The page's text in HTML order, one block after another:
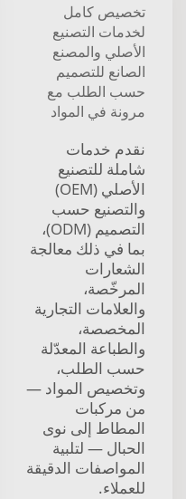
تخصيص كامل
لخدمات التصنيع
الأصلي والمصنع
الصانع للتصميم
حسب الطلب مع
مرونة في المواد
نقدم خدمات
شاملة للتصنيع
الأصلي (OEM)
والتصنيع حسب
التصميم (ODM)،
بما في ذلك معالجة
الشعارات
المرخّصة،
والعلامات التجارية
المخصصة،
والطباعة المعدّلة
حسب الطلب،
وتخصيص المواد —
من مركبات
المطاط إلى نوى
الحبال — لتلبية
المواصفات الدقيقة
للعملاء.